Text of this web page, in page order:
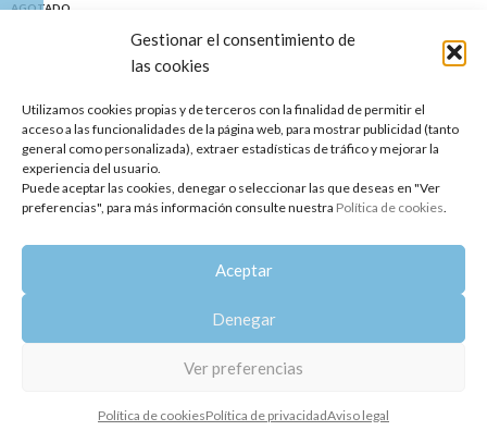
Gestionar el consentimiento de
las cookies
Utilizamos cookies propias y de terceros con la finalidad de permitir el
acceso a las funcionalidades de la página web, para mostrar publicidad (tanto
general como personalizada), extraer estadísticas de tráfico y mejorar la
experiencia del usuario.
Puede aceptar las cookies, denegar o seleccionar las que deseas en "Ver
preferencias", para más información consulte nuestra Política de cookies.
Aceptar
Denegar
Ver preferencias
Política de cookiesPolítica de privacidadAviso legal
AGOTADO
Estuche de regalo Sleep Well
Todos los derechos reservados.
Política de privacidad